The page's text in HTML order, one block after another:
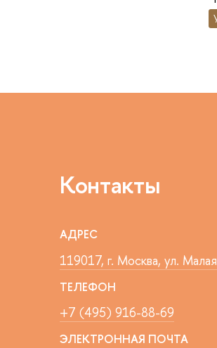
Контакты
АДРЕС
119017, г. Москва, ул.
ТЕЛЕФОН
+7 (495) 916-88-69
ЭЛЕКТРОННАЯ ПОЧТА